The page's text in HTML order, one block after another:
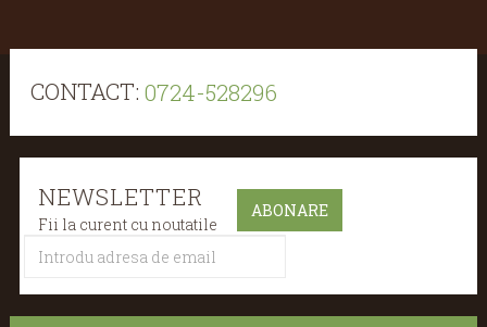
CONTACT: 0724-528296
NEWSLETTER
Fii la curent cu noutatile